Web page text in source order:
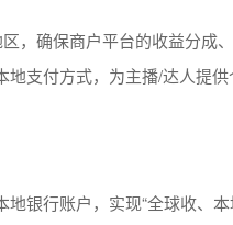
，确保商户平台的收益分成
支付方式，为主播/达人提供
地银行账户，实现“全球收、